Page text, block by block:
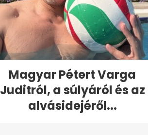
Magyar Pétert Varga
Juditról, a súlyáról és az
alvásidejéről...